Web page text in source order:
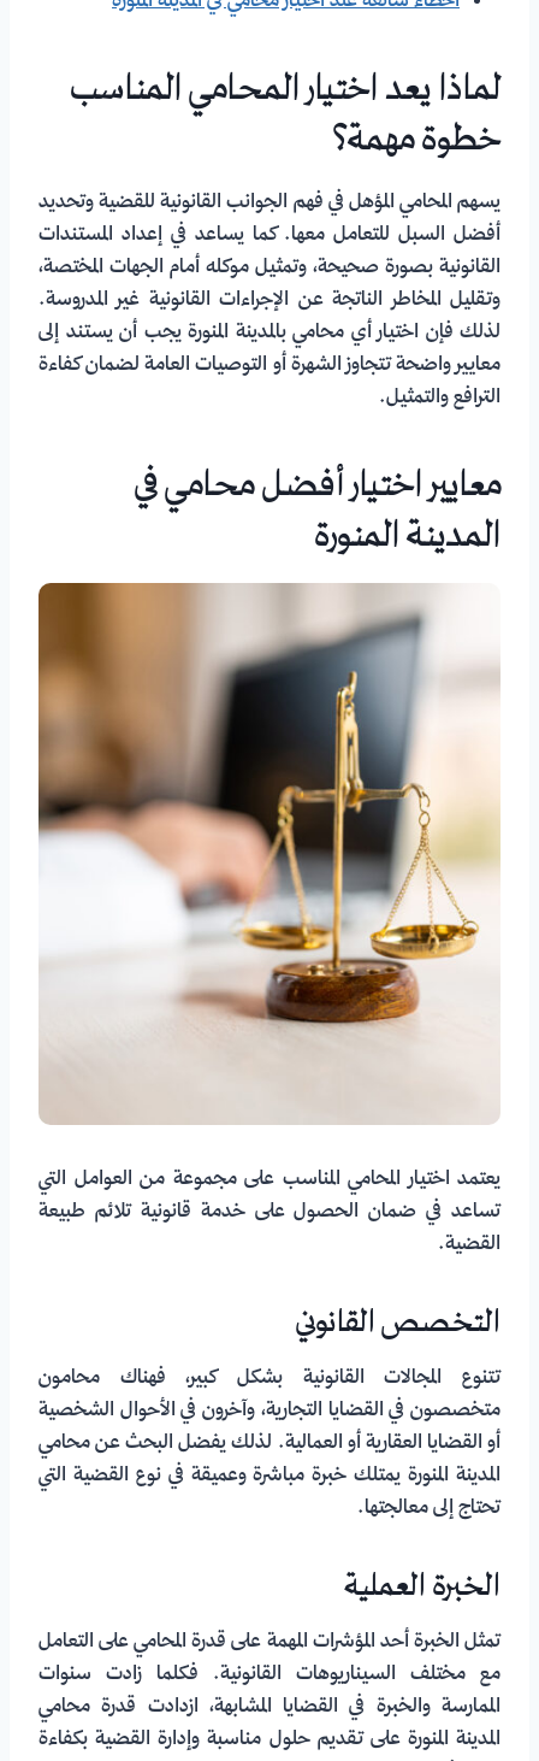
لماذا يعد اختيار المحامي المناسب
خطوة مهمة؟
يسهم المحامي المؤهل في فهم الجوانب القانونية للقضية وتحديد
أفضل السبل للتعامل معها. كما يساعد في إعداد المستندات
القانونية بصورة صحيحة، وتمثيل موكله أمام الجهات المختصة،
وتقليل المخاطر الناتجة عن الإجراءات القانونية غير المدروسة.
لذلك فإن اختيار أي محامي بالمدينة المنورة يجب أن يستند إلى
معايير واضحة تتجاوز الشهرة أو التوصيات العامة لضمان كفاءة
الترافع والتمثيل.
معايير اختيار أفضل محامي في
المدينة المنورة
يعتمد اختيار المحامي المناسب على مجموعة من العوامل التي
تساعد في ضمان الحصول على خدمة قانونية تلائم طبيعة
القضية.
التخصص القانوني
تتنوع المجالات القانونية بشكل كبير، فهناك محامون
متخصصون في القضايا التجارية، وآخرون في الأحوال الشخصية
أو القضايا العقارية أو العمالية. لذلك يفضل البحث عن محامي
المدينة المنورة يمتلك خبرة مباشرة وعميقة في نوع القضية التي
تحتاج إلى معالجتها.
الخبرة العملية
تمثل الخبرة أحد المؤشرات المهمة على قدرة المحامي على التعامل
مع مختلف السيناريوهات القانونية. فكلما زادت سنوات
الممارسة والخبرة في القضايا المشابهة، ازدادت قدرة محامي
المدينة المنورة على تقديم حلول مناسبة وإدارة القضية بكفاءة